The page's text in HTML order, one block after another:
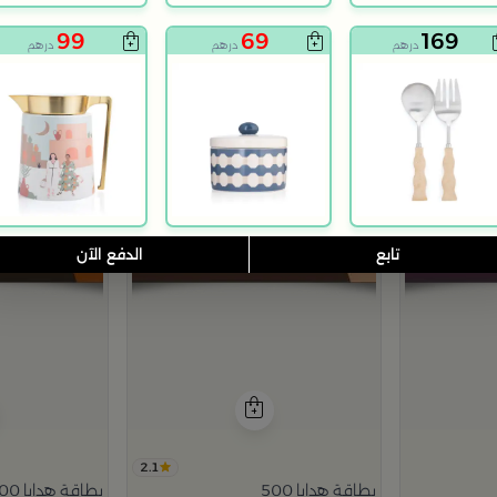
169 درهم 69 درهم 99 درهم
تابع الدفع الآن
2.1
بطاقة هدايا 500 بطاقة هدايا 2500